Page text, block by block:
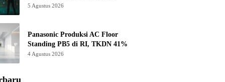
5 Agustus 2026
Panasonic Produksi AC Floor
Standing PB5 di RI, TKDN 41%
4 Agustus 2026